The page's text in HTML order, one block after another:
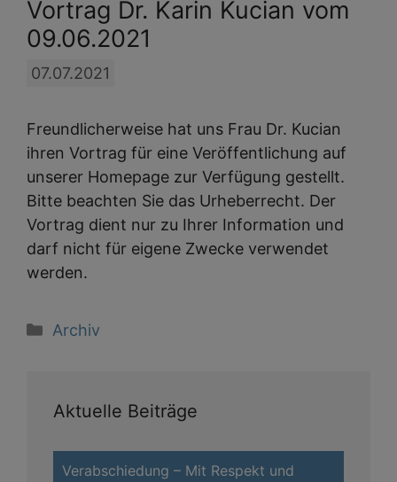
Vortrag Dr. Karin Kucian vom
09.06.2021
07.07.2021
Freundlicherweise hat uns Frau Dr. Kucian
ihren Vortrag für eine Veröffentlichung auf
unserer Homepage zur Verfügung gestellt.
Bitte beachten Sie das Urheberrecht. Der
Vortrag dient nur zu Ihrer Information und
darf nicht für eigene Zwecke verwendet
werden.
Kategorien
Archiv
Aktuelle Beiträge
Verabschiedung – Mit Respekt und